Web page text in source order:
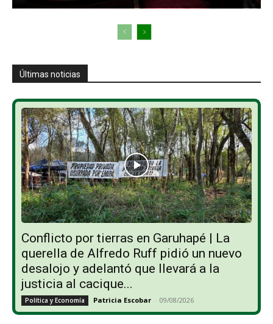
Últimas noticias
Conflicto por tierras en Garuhapé | La
querella de Alfredo Ruff pidió un nuevo
desalojo y adelantó que llevará a la
justicia al cacique...
Política y Economía Patricia Escobar - 09/08/2026